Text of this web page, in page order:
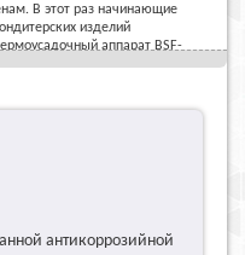
В этот раз начинающие
изделий
аппарат BSF-
антикоррозийной